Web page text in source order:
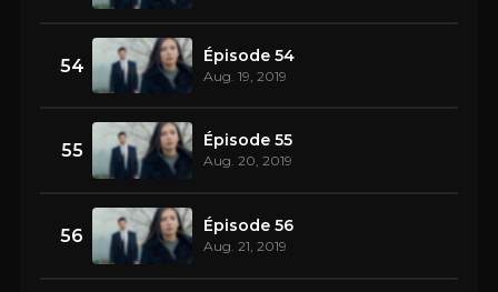
54 Épisode 54
Aug. 19, 2019
55 Épisode 55
Aug. 20, 2019
56 Épisode 56
Aug. 21, 2019